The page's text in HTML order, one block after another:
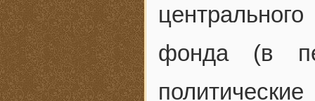
фонда (в